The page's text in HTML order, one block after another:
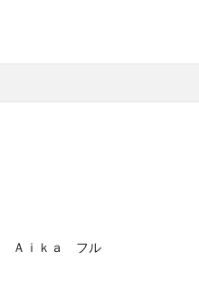
Ａｉｋａ フル